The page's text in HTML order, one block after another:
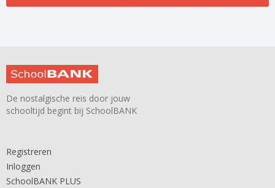
De nostalgische reis door jouw
schooltijd begint bij SchoolBANK
Registreren
Inloggen
SchoolBANK PLUS